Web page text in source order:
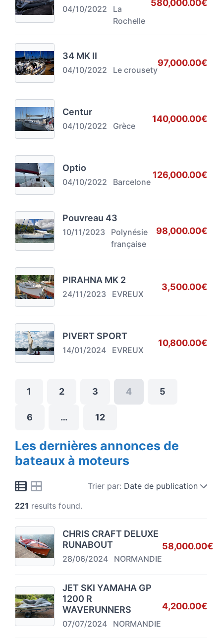
04/10/2022
La
Rochelle
580,000.00€
34 MK II
04/10/2022 Le crousety
97,000.00€
Centur
04/10/2022 Grèce
140,000.00€
Optio
04/10/2022 Barcelone
126,000.00€
Pouvreau 43
10/11/2023
Polynésie
française
98,000.00€
PIRAHNA MK 2
24/11/2023 EVREUX
3,500.00€
PIVERT SPORT
14/01/2024 EVREUX
10,800.00€
1 2 3 4 5
6 … 12
Les dernières annonces de
bateaux à moteurs
Trier par: Date de publication
221 results found.
CHRIS CRAFT DELUXE
RUNABOUT
28/06/2024 NORMANDIE
58,000.00€
JET SKI YAMAHA GP
1200 R
WAVERUNNERS
07/07/2024 NORMANDIE
4,200.00€